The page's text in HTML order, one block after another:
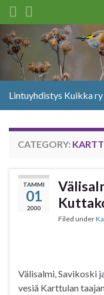
Search for:
Lintuyhdistys Kuikka ry
CATEGORY:
TAMMI
01
2000
Filed under
Välisalmi, Savikoski
vesiä Karttulan